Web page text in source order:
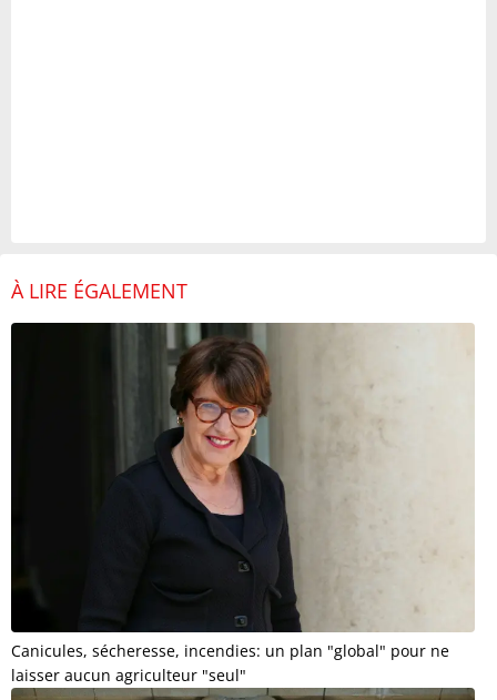
À LIRE ÉGALEMENT
Canicules, sécheresse, incendies: un plan "global" pour ne
laisser aucun agriculteur "seul"